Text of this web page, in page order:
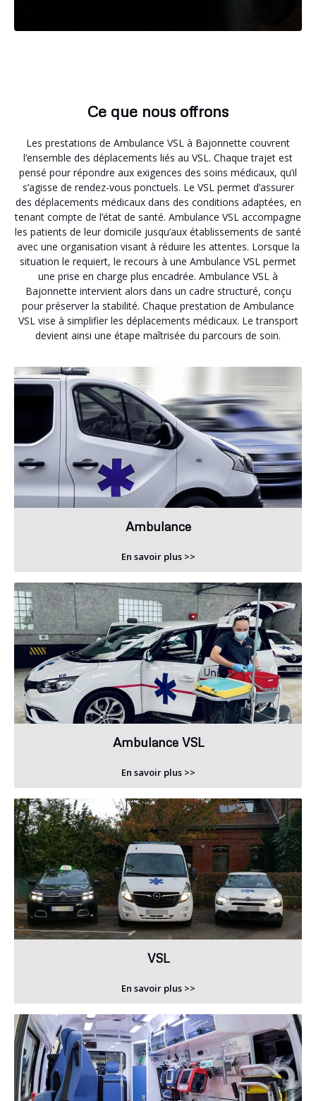
Ce que nous offrons
Les prestations de Ambulance VSL à Bajonnette couvrent
l’ensemble des déplacements liés au VSL. Chaque trajet est
pensé pour répondre aux exigences des soins médicaux, qu’il
s’agisse de rendez-vous ponctuels. Le VSL permet d’assurer
des déplacements médicaux dans des conditions adaptées, en
tenant compte de l’état de santé. Ambulance VSL accompagne
les patients de leur domicile jusqu’aux établissements de santé
avec une organisation visant à réduire les attentes. Lorsque la
situation le requiert, le recours à une Ambulance VSL permet
une prise en charge plus encadrée. Ambulance VSL à
Bajonnette intervient alors dans un cadre structuré, conçu
pour préserver la stabilité. Chaque prestation de Ambulance
VSL vise à simplifier les déplacements médicaux. Le transport
devient ainsi une étape maîtrisée du parcours de soin.
Ambulance
En savoir plus >>
Ambulance VSL
En savoir plus >>
VSL
En savoir plus >>